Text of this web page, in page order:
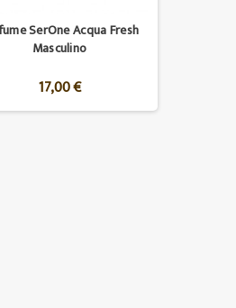
SerOne Acqua Fresh
Masculino
17,00 €